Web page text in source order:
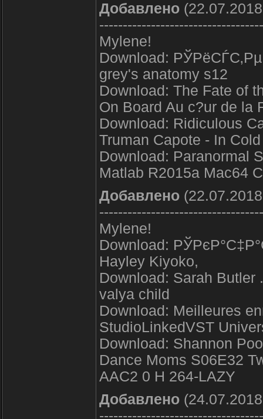
Добавлено
Mylene!
Download:
grey's anatomy s12
Download: The Fate of
On Board Au c?ur de la
Download: Ridiculous
Truman Capote - In
Download: Paranormal
Matlab R2015a Mac64
Добавлено
Mylene!
Download:
Hayley Kiyoko,
Download: Sarah Butler .
valya child
Download: Meilleures
StudioLinkedVST
Download: Shannon
Dance Moms S06E32
AAC2 0 H 264-LAZY
Добавлено